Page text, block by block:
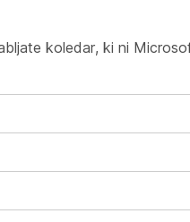
koledar, ki ni